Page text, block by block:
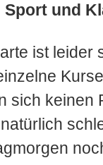
und
ist leider
sich keinen